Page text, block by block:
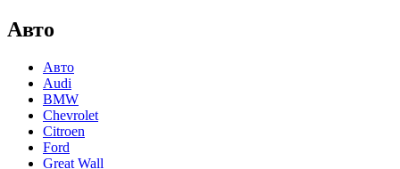
Авто
Авто
Audi
BMW
Chevrolet
Citroen
Ford
Great Wall